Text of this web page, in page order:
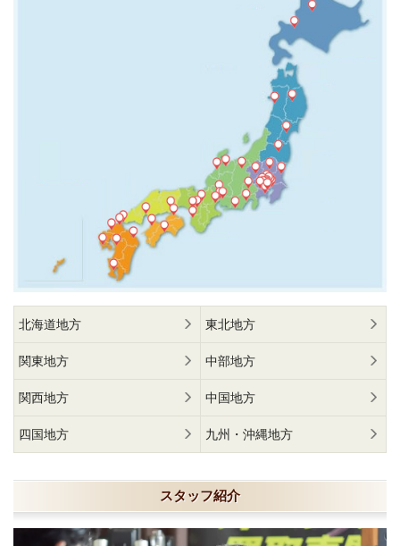
北海道地方 東北地方
関東地方 中部地方
関西地方 中国地方
四国地方 九州・沖縄地方
スタッフ紹介